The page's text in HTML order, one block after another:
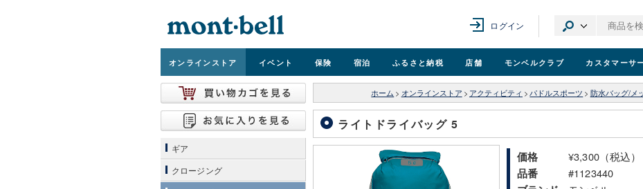
ログイン
オンラインストア イベント 保険 宿泊 ふるさと納税 店舗 モンベルクラブ カスタマーサ
ホーム > オンラインストア > アクティビティ > パドルスポーツ > 防水バッグ/メ
ライトドライバッグ 5
価格 ¥3,300（税込）
品番 #1123440
ギア
クロージング